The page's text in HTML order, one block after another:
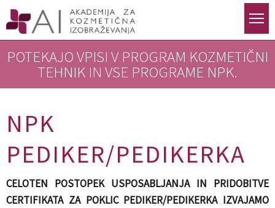
DOMOV KOZMETIČNI TEHNIK IZOBRAŽEVANJE
POTEKAJO VPISI V PROGRAM KOZMETIČNI
TEHNIK IN VSE PROGRAME NPK.
NPK
PEDIKER/PEDIKERKA
CELOTEN POSTOPEK USPOSABLJANJA IN PRIDOBITVE
CERTIFIKATA ZA POKLIC PEDIKER/PEDIKERKA IZVAJAMO